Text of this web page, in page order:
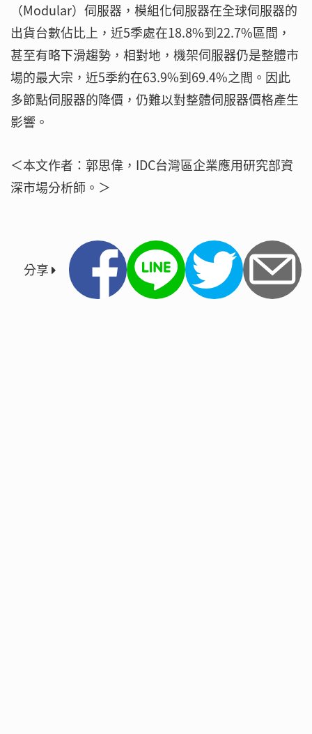
（Modular）伺服器，模組化伺服器在全球伺服器的
出貨台數佔比上，近5季處在18.8%到22.7%區間，
甚至有略下滑趨勢，相對地，機架伺服器仍是整體市
場的最大宗，近5季約在63.9%到69.4%之間。因此
多節點伺服器的降價，仍難以對整體伺服器價格產生
影響。
＜本文作者：郭思偉，IDC台灣區企業應用研究部資
深市場分析師。＞
分享